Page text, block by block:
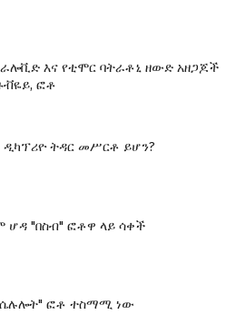
እና የቲሞር ባትራቶኒ ዘውድ አዘጋጆች
ፎቶ
ዲካፕሪዮ ትዳር መሥርቶ ይሆን?
ሆዳ "በስብ" ፎቶዋ ላይ ሳቀች
ፎቶ ተስማሚ ነው